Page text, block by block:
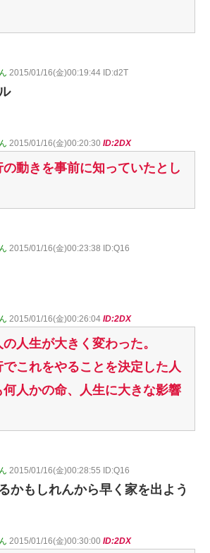
2015/01/16(金)00:19:44 ID:d2T
2015/01/16(金)00:20:30 ID:2DX
動きを事前に知っていたとし
2015/01/16(金)00:23:38 ID:Q16
2015/01/16(金)00:26:04 ID:2DX
人生が大きく変わった。
これをやることを決定した人
人かの命、人生に大きな影響
2015/01/16(金)00:28:55 ID:Q16
かもしれんから早く家を出よう
2015/01/16(金)00:30:00 ID:2DX